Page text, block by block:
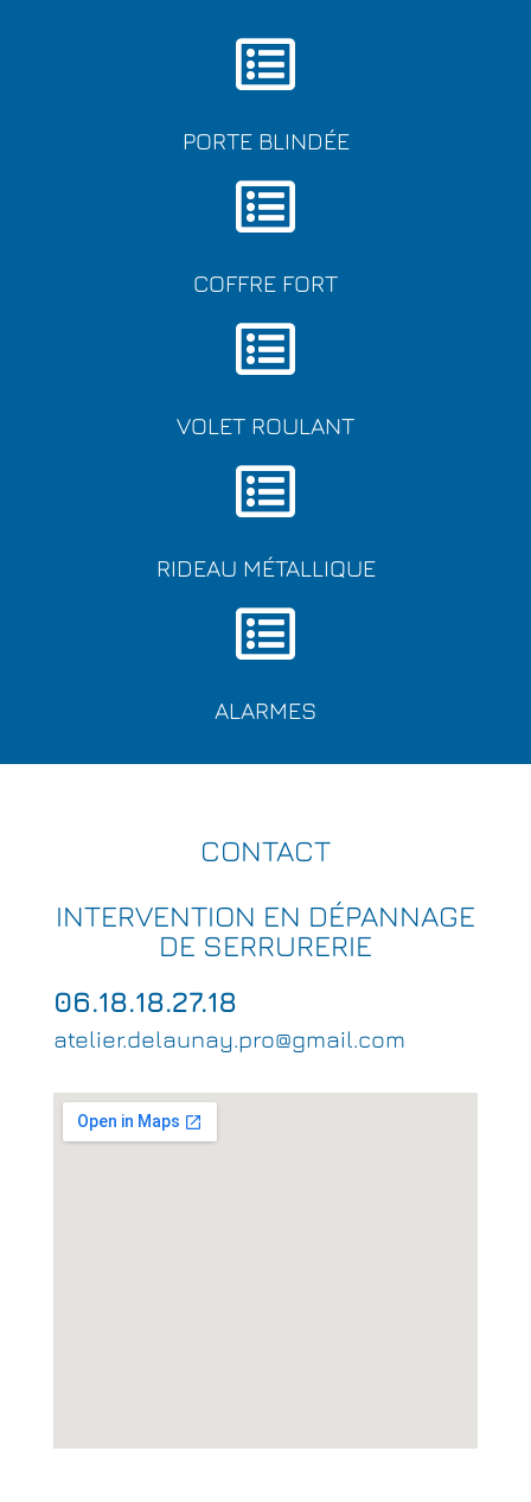
PORTE BLINDÉE
COFFRE FORT
VOLET ROULANT
RIDEAU MÉTALLIQUE
ALARMES
CONTACT
INTERVENTION EN DÉPANNAGE
DE SERRURERIE
06.18.18.27.18
atelier.delaunay.pro@gmail.com